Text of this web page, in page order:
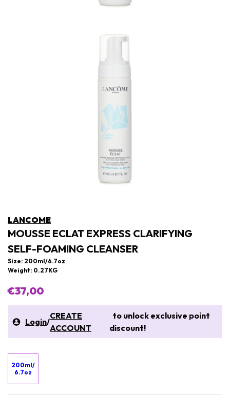
LANCOME
MOUSSE ECLAT EXPRESS CLARIFYING
SELF-FOAMING CLEANSER
Size: 200ml/6.7oz
Weight: 0.27KG
€37,00
Login/
CREATE
ACCOUNT
to unlock exclusive point
discount!
200ml/
6.7oz